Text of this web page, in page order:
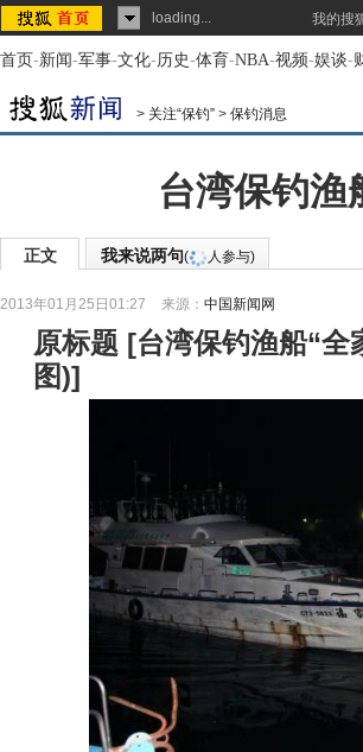
loading... 我的搜
首页-新闻-军事-文化-历史-体育-NBA-视频-娱谈-
> 关注“保钓” > 保钓消息
台湾保钓渔
正文 我来说两句( 人参与)
2013年01月25日01:27 来源： 中国新闻网
原标题 [台湾保钓渔船“全
图)]